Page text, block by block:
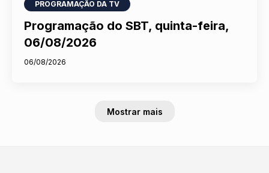
PROGRAMAÇÃO DA TV
Programação do SBT, quinta-feira,
06/08/2026
06/08/2026
Mostrar mais